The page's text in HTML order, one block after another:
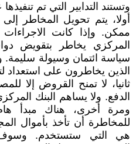
وتستند التدابير التي تم
أولا، يتم تحويل المخاطر
ممكن. وإذا كانت الاجراءات
المركزي يخاطر بتقويض
سياسة ائتمان وسيولة
الذين يخاطرون على استعداد
ثانيا، لا تمنح القروض إلا
الدفع. ولا يساهم البنك
ومرة أخرى، هناك مبدأ
للمخاطرة أن تأخذ بأموال
هي التي ستستخدم. وسوف